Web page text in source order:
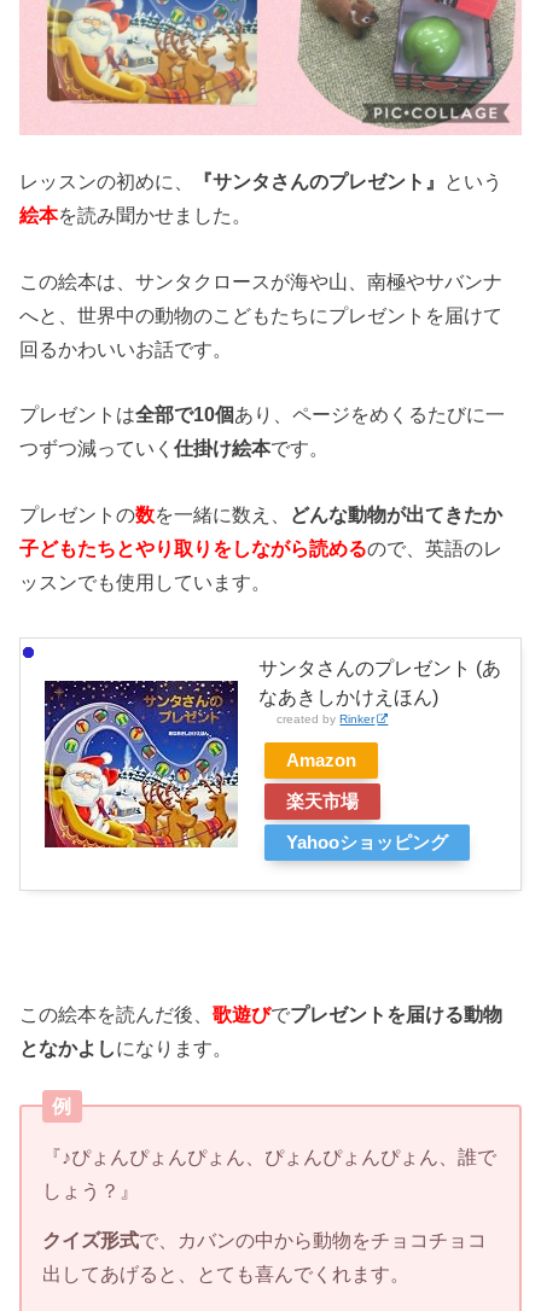
レッスンの初めに、 『サンタさんのプレゼント』 という
絵本を読み聞かせました。
この絵本は、サンタクロースが海や山、南極やサバンナ
へと、世界中の動物のこどもたちにプレゼントを届けて
回るかわいいお話です。
プレゼントは全部で10個あり、ページをめくるたびに一
つずつ減っていく仕掛け絵本です。
プレゼントの数を一緒に数え、 どんな動物が出てきたか
子どもたちとやり取りをしながら読めるので、英語のレ
ッスンでも使用しています。
サンタさんのプレゼント (あ
なあきしかけえほん)
created by Rinker
Amazon
楽天市場
Yahooショッピング
この絵本を読んだ後、歌遊びでプレゼントを届ける動物
となかよしになります。
例
『♪ぴょんぴょんぴょん、ぴょんぴょんぴょん、誰で
しょう？』
クイズ形式で、カバンの中から動物をチョコチョコ
出してあげると、とても喜んでくれます。